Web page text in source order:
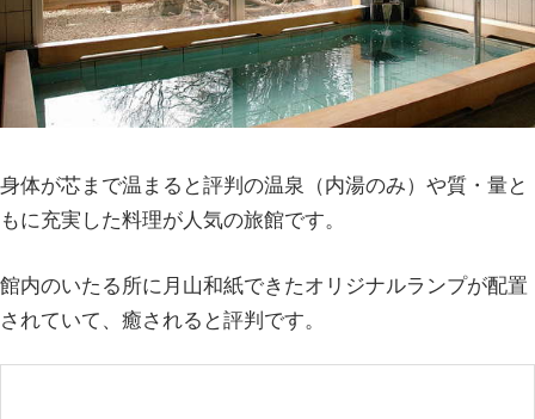
身体が芯まで温まると評判の温泉（内湯のみ）や質・量と
もに充実した料理が人気の旅館です。
館内のいたる所に月山和紙できたオリジナルランプが配置
されていて、癒されると評判です。